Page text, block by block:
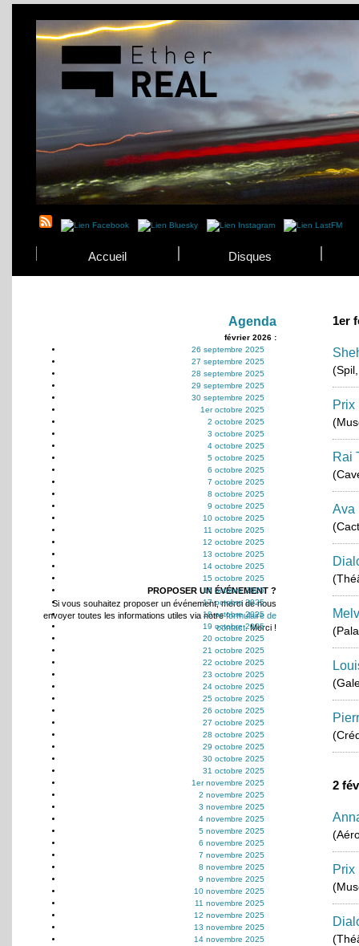
Accueil Disques
Agenda
février 2026 :
26 septembre 2025
27 septembre 2025
28 septembre 2025
29 septembre 2025
30 septembre 2025
1er octobre 2025
2 octobre 2025
3 octobre 2025
4 octobre 2025
5 octobre 2025
6 octobre 2025
7 octobre 2025
8 octobre 2025
9 octobre 2025
10 octobre 2025
11 octobre 2025
12 octobre 2025
13 octobre 2025
14 octobre 2025
15 octobre 2025
16 octobre 2025
17 octobre 2025
18 octobre 2025
19 octobre 2025
20 octobre 2025
21 octobre 2025
22 octobre 2025
23 octobre 2025
24 octobre 2025
25 octobre 2025
26 octobre 2025
27 octobre 2025
28 octobre 2025
29 octobre 2025
30 octobre 2025
31 octobre 2025
1er novembre 2025
2 novembre 2025
3 novembre 2025
4 novembre 2025
5 novembre 2025
6 novembre 2025
7 novembre 2025
8 novembre 2025
9 novembre 2025
10 novembre 2025
11 novembre 2025
12 novembre 2025
13 novembre 2025
14 novembre 2025
PROPOSER UN ÉVÉNEMENT ?
Si vous souhaitez proposer un événement, merci de nous
envoyer toutes les informations utiles via notreformulaire de
contact. Merci !
1er
Prix
Rai
Ava
2
Prix